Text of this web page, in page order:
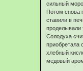
сильный
Потом снова
ставили в
проделывали
Солодуха
приобретала
хлебный
медовый